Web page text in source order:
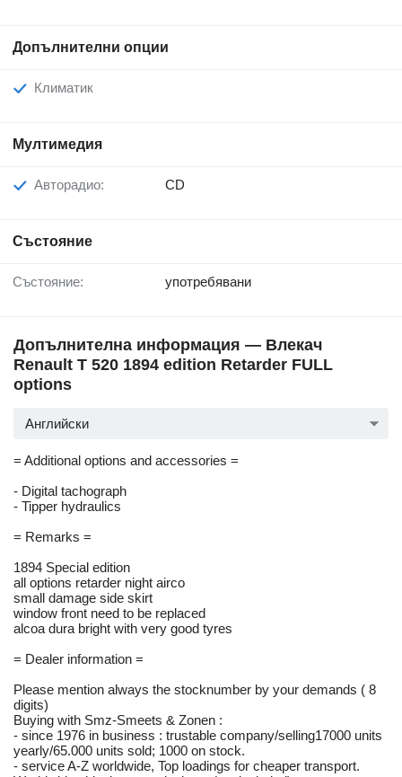
Допълнителни опции
Климатик
Мултимедия
Авторадио: CD
Състояние
Състояние: употребявани
Допълнителна информация — Влекач
Renault T 520 1894 edition Retarder FULL
options
Английски
= Additional options and accessories =
- Digital tachograph
- Tipper hydraulics
= Remarks =
1894 Special edition
all options retarder night airco
small damage side skirt
window front need to be replaced
alcoa dura bright with very good tyres
= Dealer information =
Please mention always the stocknumber by your demands ( 8
digits)
Buying with Smz-Smeets & Zonen :
- since 1976 in business : trustable company/selling17000 units
yearly/65.000 units sold; 1000 on stock.
- service A-Z worldwide, Top loadings for cheaper transport.